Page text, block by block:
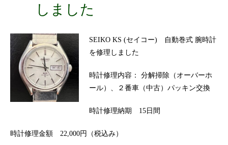
しました
SEIKO KS (セイコー) 自動巻式 腕時計
を修理しました
時計修理内容： 分解掃除（オーバーホ
ール）、２番車（中古）パッキン交換
時計修理納期 15日間
時計修理金額 22,000円（税込み）